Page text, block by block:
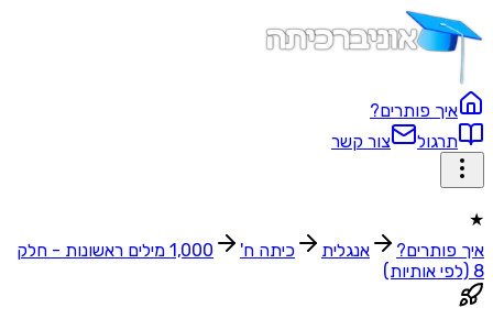
איך פותרים?
תרגול
צור קשר
★
איך פותרים?
אנגלית כיתה ח'
1,000 מילים ראשונות - חלק
8 (לפי אותיות)